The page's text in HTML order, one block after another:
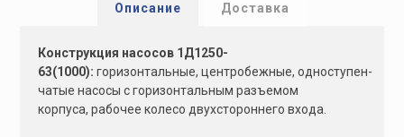
Описание Доставка
Конструкция насосов 1Д1250-
63(1000):горизонтальные, центробежные, одноступен­
чатые насосы с горизонтальным разъемом
корпуса, рабочее колесо двухстороннего входа.